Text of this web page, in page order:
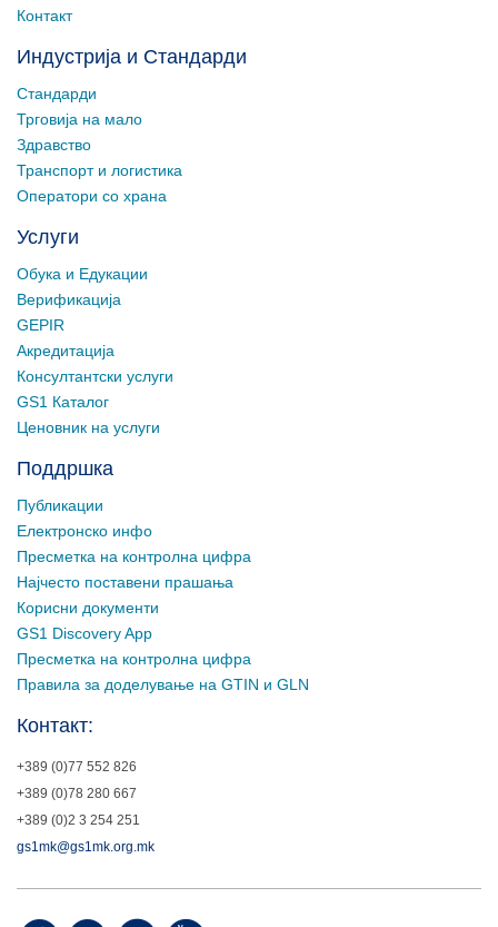
Контакт
Индустрија и Стандарди
Стандарди
Трговија на мало
Здравство
Транспорт и логистика
Оператори со храна
Услуги
Обука и Едукации
Верификација
GEPIR
Акредитација
Консултантски услуги
GS1 Каталог
Ценовник на услуги
Поддршка
Публикации
Електронско инфо
Пресметка на контролна цифра
Најчесто поставени прашања
Корисни документи
GS1 Discovery App
Пресметка на контролна цифра
Правила за доделување на GTIN и GLN
Контакт:
+389 (0)77 552 826
+389 (0)78 280 667
+389 (0)2 3 254 251
gs1mk@gs1mk.org.mk